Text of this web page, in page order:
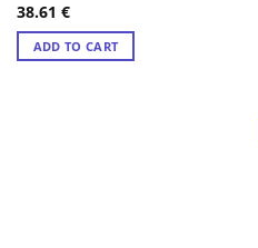
38.61 €
ADD TO CART